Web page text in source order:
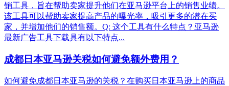
销工具，旨在帮助卖家提升他们在亚马逊平台上的销售业绩。
该工具可以帮助卖家提高产品的曝光率，吸引更多的潜在买
家，并增加他们的销售额。Q: 这个工具有什么特点？亚马逊
最新广告工具下载具有以下特点...
成都日本亚马逊关税如何避免额外费用？
如何避免成都日本亚马逊的关税？在购买日本亚马逊上的商品